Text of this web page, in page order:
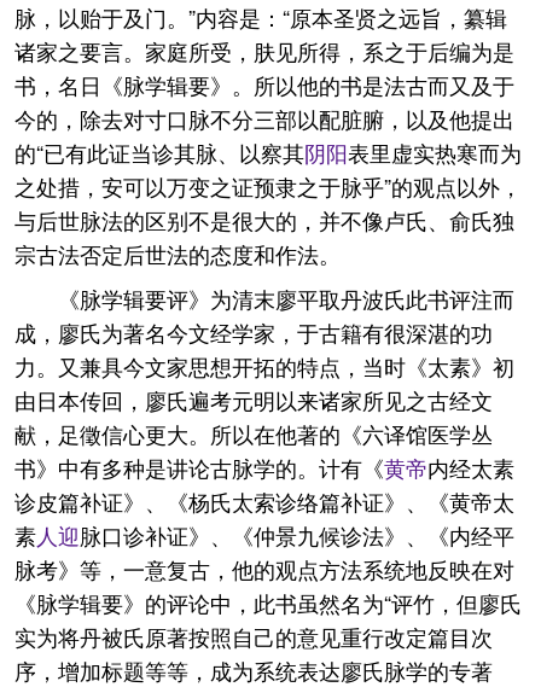
脉，以贻于及门。”内容是：“原本圣贤之远旨，纂辑
诸家之要言。家庭所受，肤见所得，系之于后编为是
书，名日《脉学辑要》。所以他的书是法古而又及于
今的，除去对寸口脉不分三部以配脏腑，以及他提出
的“已有此证当诊其脉、以察其阴阳表里虚实热寒而为
之处措，安可以万变之证预隶之于脉乎”的观点以外，
与后世脉法的区别不是很大的，并不像卢氏、俞氏独
宗古法否定后世法的态度和作法。
《脉学辑要评》为清末廖平取丹波氏此书评注而
成，廖氏为著名今文经学家，于古籍有很深湛的功
力。又兼具今文家思想开拓的特点，当时《太素》初
由日本传回，廖氏遍考元明以来诸家所见之古经文
献，足徵信心更大。所以在他著的《六译馆医学丛
书》中有多种是讲论古脉学的。计有《黄帝内经太素
诊皮篇补证》、《杨氏太索诊络篇补证》、《黄帝太
素人迎脉口诊补证》、《仲景九候诊法》、《内经平
脉考》等，一意复古，他的观点方法系统地反映在对
《脉学辑要》的评论中，此书虽然名为“评竹，但廖氏
实为将丹被氏原著按照自己的意见重行改定篇目次
序，增加标题等等，成为系统表达廖氏脉学的专著